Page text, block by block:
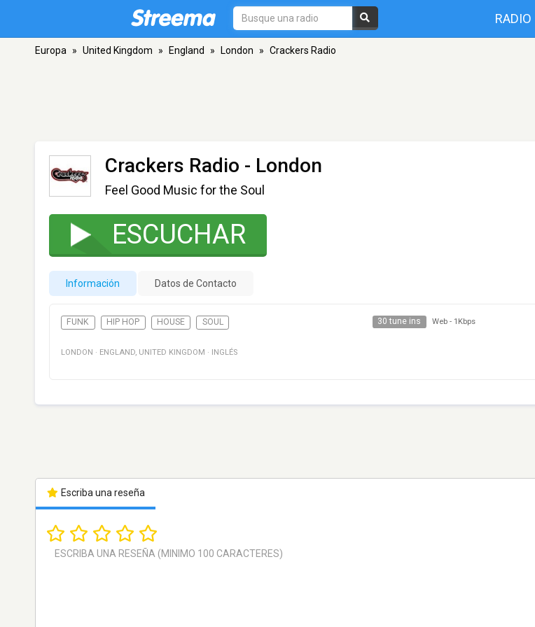
RADIO
Europa » United Kingdom » England » London » Crackers Radio
Crackers Radio - London
Feel Good Music for the Soul
ESCUCHAR
Información Datos de Contacto
FUNK HIP HOP HOUSE SOUL 30 tune ins Web - 1Kbps
LONDON · ENGLAND, UNITED KINGDOM · INGLÉS
Escriba una reseña